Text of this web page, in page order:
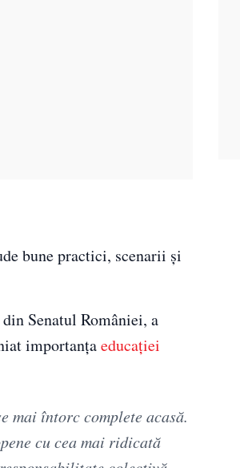
bune practici, scenarii și
Senatul României, a
importanțaeducației
mai întorc complete acasă.
cu cea mai ridicată